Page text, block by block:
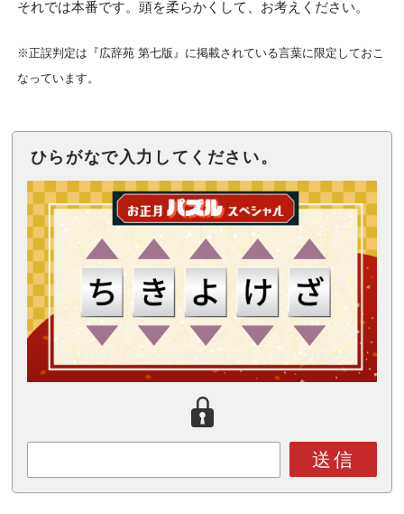
それでは本番です。頭を柔らかくして、お考えください。
※正誤判定は『広辞苑 第七版』に掲載されている言葉に限定しておこ
なっています。
ひらがなで入力してください。
送信